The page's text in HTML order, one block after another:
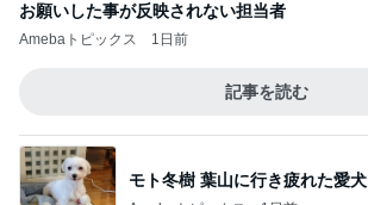
お願いした事が反映されない担当者
Amebaトピックス 1日前
記事を読む
モト冬樹 葉山に行き疲れた愛犬